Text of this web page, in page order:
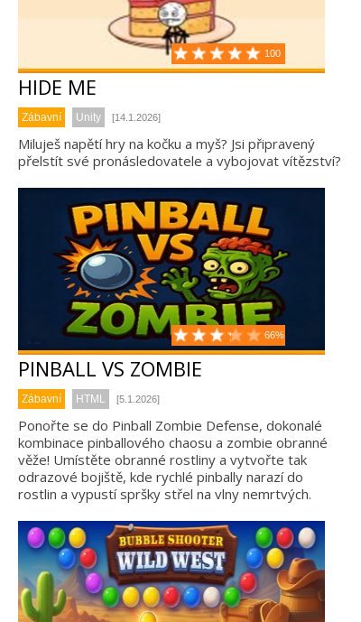
100
HIDE ME
Zábavní Unity [14.1.2026]
Miluješ napětí hry na kočku a myš? Jsi připravený
přelstít své pronásledovatele a vybojovat vítězství?
66%
PINBALL VS ZOMBIE
Zábavní HTML [5.1.2026]
Ponořte se do Pinball Zombie Defense, dokonalé
kombinace pinballového chaosu a zombie obranné
věže! Umístěte obranné rostliny a vytvořte tak
odrazové bojiště, kde rychlé pinbally narazí do
rostlin a vypustí spršky střel na vlny nemrtvých.